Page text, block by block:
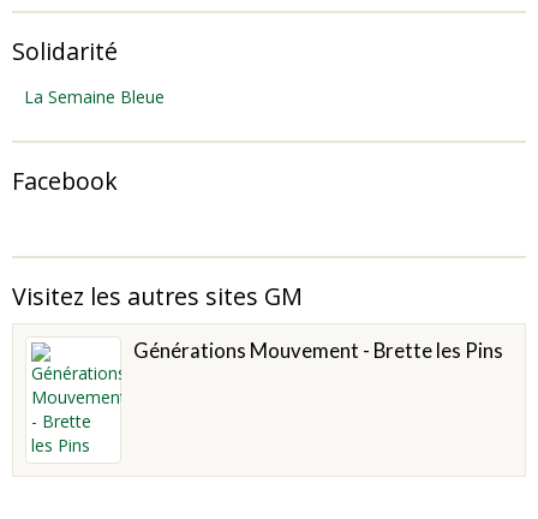
Solidarité
La Semaine Bleue
Facebook
Visitez les autres sites GM
Générations Mouvement - Brette les Pins